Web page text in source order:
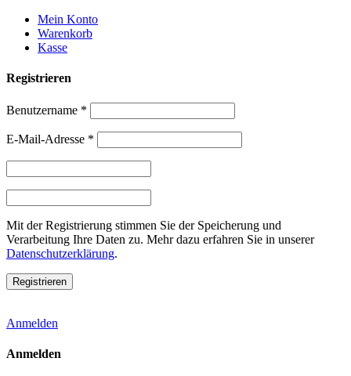
Weiter
zum
Inhalt
Mein Konto
Warenkorb
Kasse
Registrieren
Benutzername *
E-Mail-Adresse *
Mit der Registrierung stimmen Sie der Speicherung und
Verarbeitung Ihre Daten zu. Mehr dazu erfahren Sie in unserer
Datenschutzerklärung.
Anmelden
Anmelden